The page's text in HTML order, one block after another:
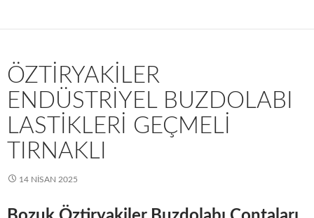
ÖZTIRYAKILER
ENDÜSTRIYEL BUZDOLABI
LASTIKLERI GEÇMELI
TIRNAKLI
14 NISAN 2025